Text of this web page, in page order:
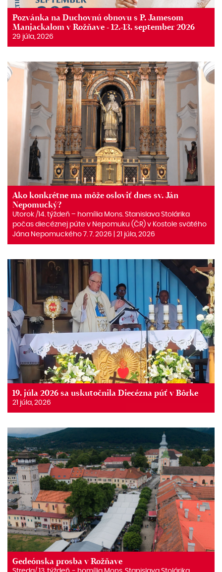
Pozvánka na Duchovnú obnovu s P. Jamesom
Manjackalom v Rožňave - 12.-13. september 2026
29 júla, 2026
Ako konkrétne ma môže osloviť dnes sv. Ján
Nepomucký?
Utorok /14. týždeň – homília Mons. Stanislava Stolárika
počas diecéznej púte v Nepomuku (ČR) v Kostole svätého
Jána Nepomuckého 7. 7. 2026 | 21 júla, 2026
19. júla 2026 sa uskutočnila Diecézna púť v Bôrke
21 júla, 2026
Gedeónska prosba v Rožňave